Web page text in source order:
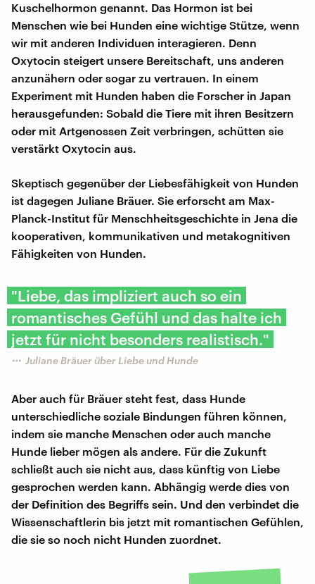
Kuschelhormon genannt. Das Hormon ist bei
Menschen wie bei Hunden eine wichtige Stütze, wenn
wir mit anderen Individuen interagieren. Denn
Oxytocin steigert unsere Bereitschaft, uns anderen
anzunähern oder sogar zu vertrauen. In einem
Experiment mit Hunden haben die Forscher in Japan
herausgefunden: Sobald die Tiere mit ihren Besitzern
oder mit Artgenossen Zeit verbringen, schütten sie
verstärkt Oxytocin aus.
Skeptisch gegenüber der Liebesfähigkeit von Hunden
ist dagegen Juliane Bräuer. Sie erforscht am Max-
Planck-Institut für Menschheitsgeschichte in Jena die
kooperativen, kommunikativen und metakognitiven
Fähigkeiten von Hunden.
"Liebe, das impliziert auch so ein
romantisches Gefühl und das halte ich
jetzt für nicht besonders realistisch."
Juliane Bräuer über Liebe und Hunde
Aber auch für Bräuer steht fest, dass Hunde
unterschiedliche soziale Bindungen führen können,
indem sie manche Menschen oder auch manche
Hunde lieber mögen als andere. Für die Zukunft
schließt auch sie nicht aus, dass künftig von Liebe
gesprochen werden kann. Abhängig werde dies von
der Definition des Begriffs sein. Und den verbindet die
Wissenschaftlerin bis jetzt mit romantischen Gefühlen,
die sie so noch nicht Hunden zuordnet.